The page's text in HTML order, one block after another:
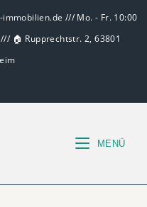
immobilien.de /// Mo. - Fr. 10:00
🏠 Rupprechtstr. 2, 63801
MENÜ